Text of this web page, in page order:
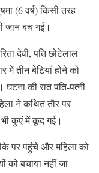
(6 वर्ष) किसी तरह
जान बच गई।
देवी, पति छोटेलाल
में तीन बेटियां होने को
की रात पति-पत्नी
ने कथित तौर पर
कुएं में कूद गई।
पर पहुंचे और महिला को
को बचाया नहीं जा